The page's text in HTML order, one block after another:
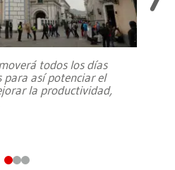
todos los días
para así potenciar el
la productividad,